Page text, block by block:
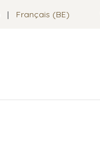
| Français (BE)